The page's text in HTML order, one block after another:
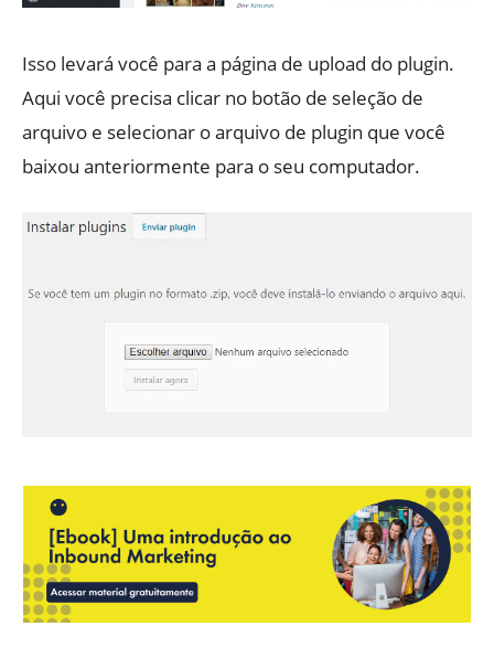
Isso levará você para a página de upload do plugin.
Aqui você precisa clicar no botão de seleção de
arquivo e selecionar o arquivo de plugin que você
baixou anteriormente para o seu computador.